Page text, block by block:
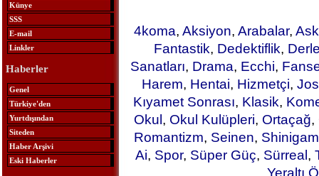
Künye
SSS
E-mail
Linkler
Haberler
Genel
Türkiye'den
Yurtdışından
Siteden
Haber Arşivi
Eski Haberler
4koma, Aksiyon, Arabalar,
Fantastik, Dedektiflik,
Sanatları, Drama, Ecchi,
Harem, Hentai, Hizmetçi,
Kıyamet Sonrası, Klasik,
Okul , Okul Kulüpleri, Ortaçağ,
Romantizm, Seinen,
Ai, Spor, Süper Güç, Sürreal ,
Yeraltı